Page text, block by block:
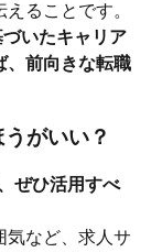
ることです。
いたキャリア
、前向きな転職
がいい？
ぜひ活用すべ
気など、求人サ